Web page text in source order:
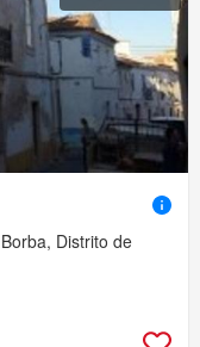
Distrito de